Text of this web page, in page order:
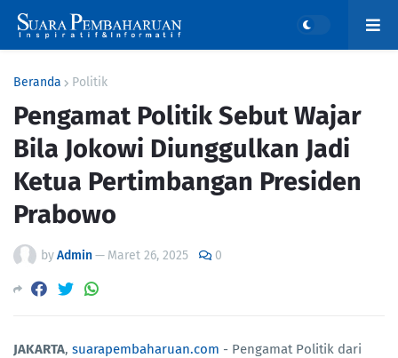
Beranda Politik
Pengamat Politik Sebut Wajar
Bila Jokowi Diunggulkan Jadi
Ketua Pertimbangan Presiden
Prabowo
byAdmin— Maret 26, 2025 0
JAKARTA, suarapembaharuan.com - Pengamat Politik dari